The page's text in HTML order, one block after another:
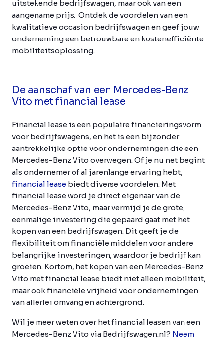
uitstekende bedrijfswagen, maar ook van een
aangename prijs. Ontdek de voordelen van een
kwalitatieve occasion bedrijfswagen en geef jouw
onderneming een betrouwbare en kostenefficiënte
mobiliteitsoplossing.
De aanschaf van een Mercedes-Benz
Vito met financial lease
Financial lease is een populaire financieringsvorm
voor bedrijfswagens, en het is een bijzonder
aantrekkelijke optie voor ondernemingen die een
Mercedes-Benz Vito overwegen. Of je nu net begint
als ondernemer of al jarenlange ervaring hebt,
financial lease biedt diverse voordelen. Met
financial lease word je direct eigenaar van de
Mercedes-Benz Vito, maar vermijd je de grote,
eenmalige investering die gepaard gaat met het
kopen van een bedrijfswagen. Dit geeft je de
flexibiliteit om financiële middelen voor andere
belangrijke investeringen, waardoor je bedrijf kan
groeien. Kortom, het kopen van een Mercedes-Benz
Vito met financial lease biedt niet alleen mobiliteit,
maar ook financiële vrijheid voor ondernemingen
van allerlei omvang en achtergrond.
Wil je meer weten over het financial leasen van een
Mercedes-Benz Vito via Bedrijfswagen.nl? Neem